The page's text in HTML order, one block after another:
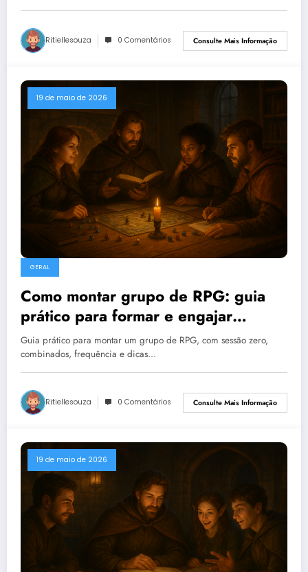
Ritiellesouza 0 Comentários Consulte Mais Informação
19 de maio de 2026
GERAL
Como montar grupo de RPG: guia
prático para formar e engajar
jogadores
Guia prático para montar um grupo de RPG, com sessão zero,
combinados, frequência e dicas…
Ritiellesouza 0 Comentários Consulte Mais Informação
19 de maio de 2026